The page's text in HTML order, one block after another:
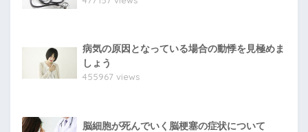
病気の原因となっている場合の動悸を見極めま
しょう
455967 views
脳細胞が死んでいく脳梗塞の症状について